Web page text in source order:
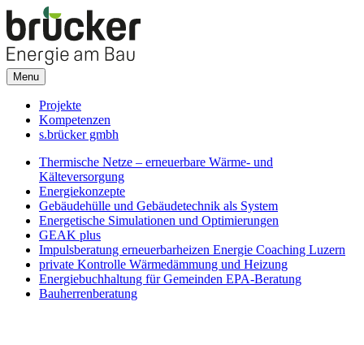
Menu
Projekte
Kompetenzen
s.brücker gmbh
Thermische Netze – erneuerbare Wärme- und
Kälteversorgung
Energiekonzepte
Gebäudehülle und Gebäudetechnik als System
Energetische Simulationen und Optimierungen
GEAK plus
Impulsberatung erneuerbarheizen Energie Coaching Luzern
private Kontrolle Wärmedämmung und Heizung
Energiebuchhaltung für Gemeinden EPA-Beratung
Bauherrenberatung